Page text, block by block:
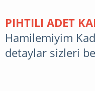
PIHTILI ADET
Hamilemiyim
detaylar sizleri